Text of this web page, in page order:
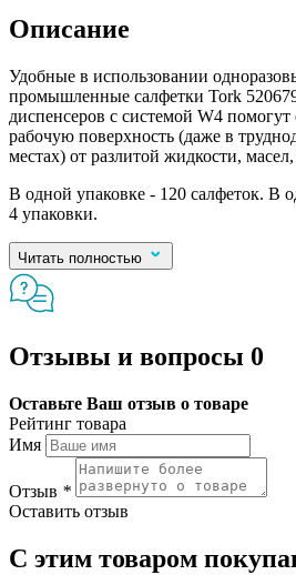
Описание
Удобные в использовании
промышленные салфетки Tork
диспенсеров с системой W4 помогут
рабочую поверхность (даже в
местах) от разлитой жидкости,
В одной упаковке - 120 салфеток. В
4 упаковки.
Читать полностью
Отзывы и вопросы 0
Оставьте Ваш отзыв о товаре
Рейтинг товара
Имя
Отзыв *
Оставить отзыв
С этим товаром